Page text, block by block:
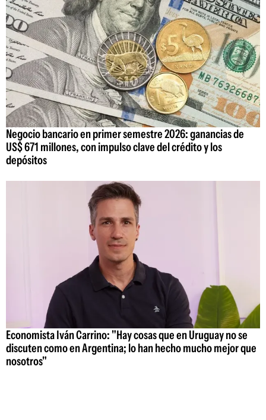
Negocio bancario en primer semestre 2026: ganancias de
US$ 671 millones, con impulso clave del crédito y los
depósitos
Economista Iván Carrino: "Hay cosas que en Uruguay no se
discuten como en Argentina; lo han hecho mucho mejor que
nosotros"